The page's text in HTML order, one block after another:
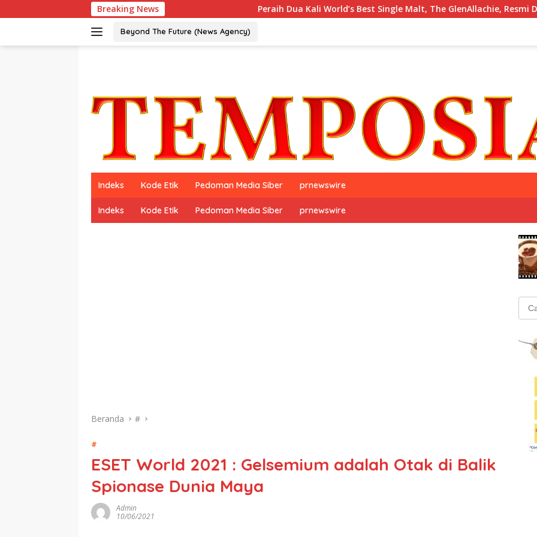
ke
Breaking News Peraih Dua Kali World’s Best Single Malt, The GlenAllachie, Resmi Debut di
Beyond The Future (News Agency)
Indeks Kode Etik Pedoman Media Siber prnewswire
Indeks Kode Etik Pedoman Media Siber prnewswire
Beranda #
#
ESET World 2021 : Gelsemium adalah Otak di Balik
Spionase Dunia Maya
Admin
10/06/2021